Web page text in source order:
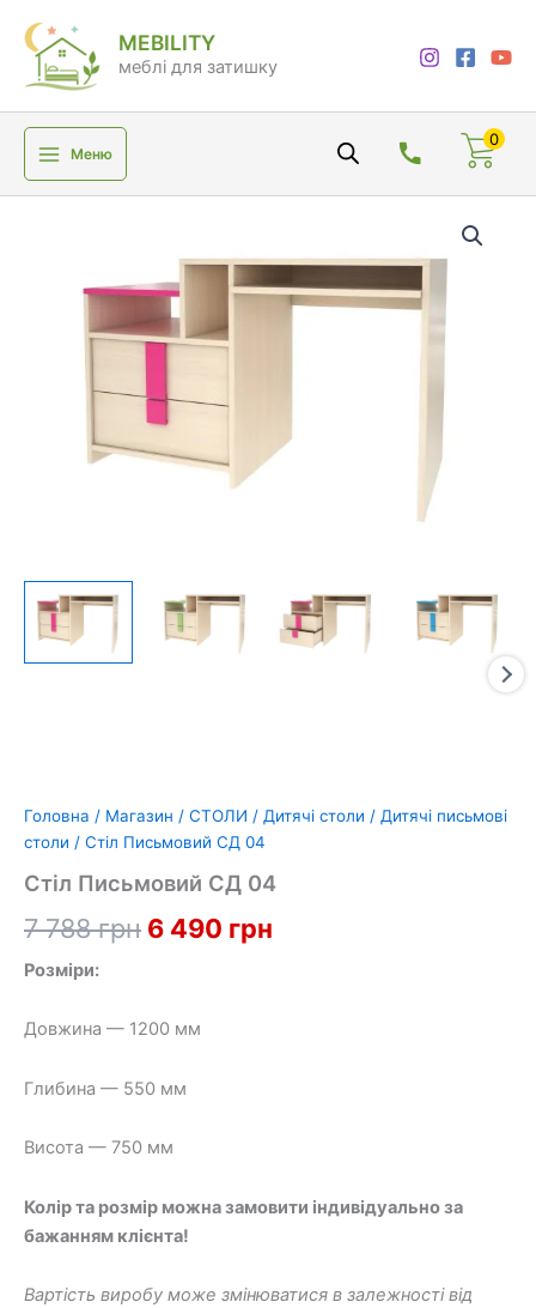
вмісту
MEBILITY
меблі для затишку
Меню
0
Головна / Магазин / СТОЛИ / Дитячі столи / Дитячі письмові
столи / Стіл Письмовий СД 04
Стіл Письмовий СД 04
7 788грн Оригінальна
7
6 490 грн
Розміри:
Довжина — 1200 мм
Глибина — 550 мм
Висота — 750 мм
Колір та розмір можна замовити індивідуально за
бажанням клієнта!
Вартість виробу може змінюватися в залежності від